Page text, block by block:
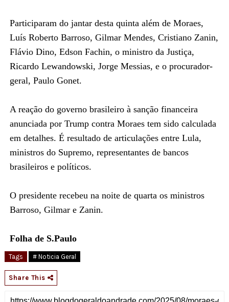
Participaram do jantar desta quinta além de Moraes,
Luís Roberto Barroso, Gilmar Mendes, Cristiano Zanin,
Flávio Dino, Edson Fachin, o ministro da Justiça,
Ricardo Lewandowski, Jorge Messias, e o procurador-
geral, Paulo Gonet.
A reação do governo brasileiro à sanção financeira
anunciada por Trump contra Moraes tem sido calculada
em detalhes. É resultado de articulações entre Lula,
ministros do Supremo, representantes de bancos
brasileiros e políticos.
O presidente recebeu na noite de quarta os ministros
Barroso, Gilmar e Zanin.
Folha de S.Paulo
Tags # Noticia Geral
Share This